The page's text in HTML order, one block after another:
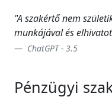
"A szakértő nem
munkájával és
ChatGPT - 3.5
Pénzügyi